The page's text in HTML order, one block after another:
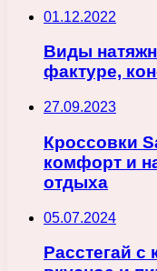
01.12.2022
Виды
фактуре,
27.09.2023
Кроссовки
комфорт и
отдыха
05.07.2024
Расстегай